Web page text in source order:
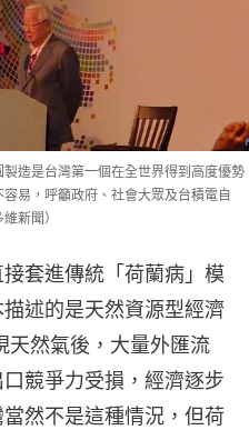
造是台灣第一個在全世界得到高度優勢
易，呼籲政府、社會大眾及台積電自
新聞）
套進傳統「荷蘭病」模
述的是天然資源型經濟
天然氣後，大量外匯流
競爭力受損，經濟逐步
然不是這種情況，但荷